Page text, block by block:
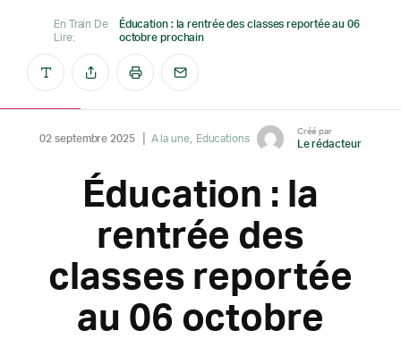
En Train De
Lire:
Éducation : la rentrée des classes reportée au 06
octobre prochain
02 septembre 2025 A la une Educations
Créé par
Le rédacteur
Éducation : la
rentrée des
classes reportée
au 06 octobre